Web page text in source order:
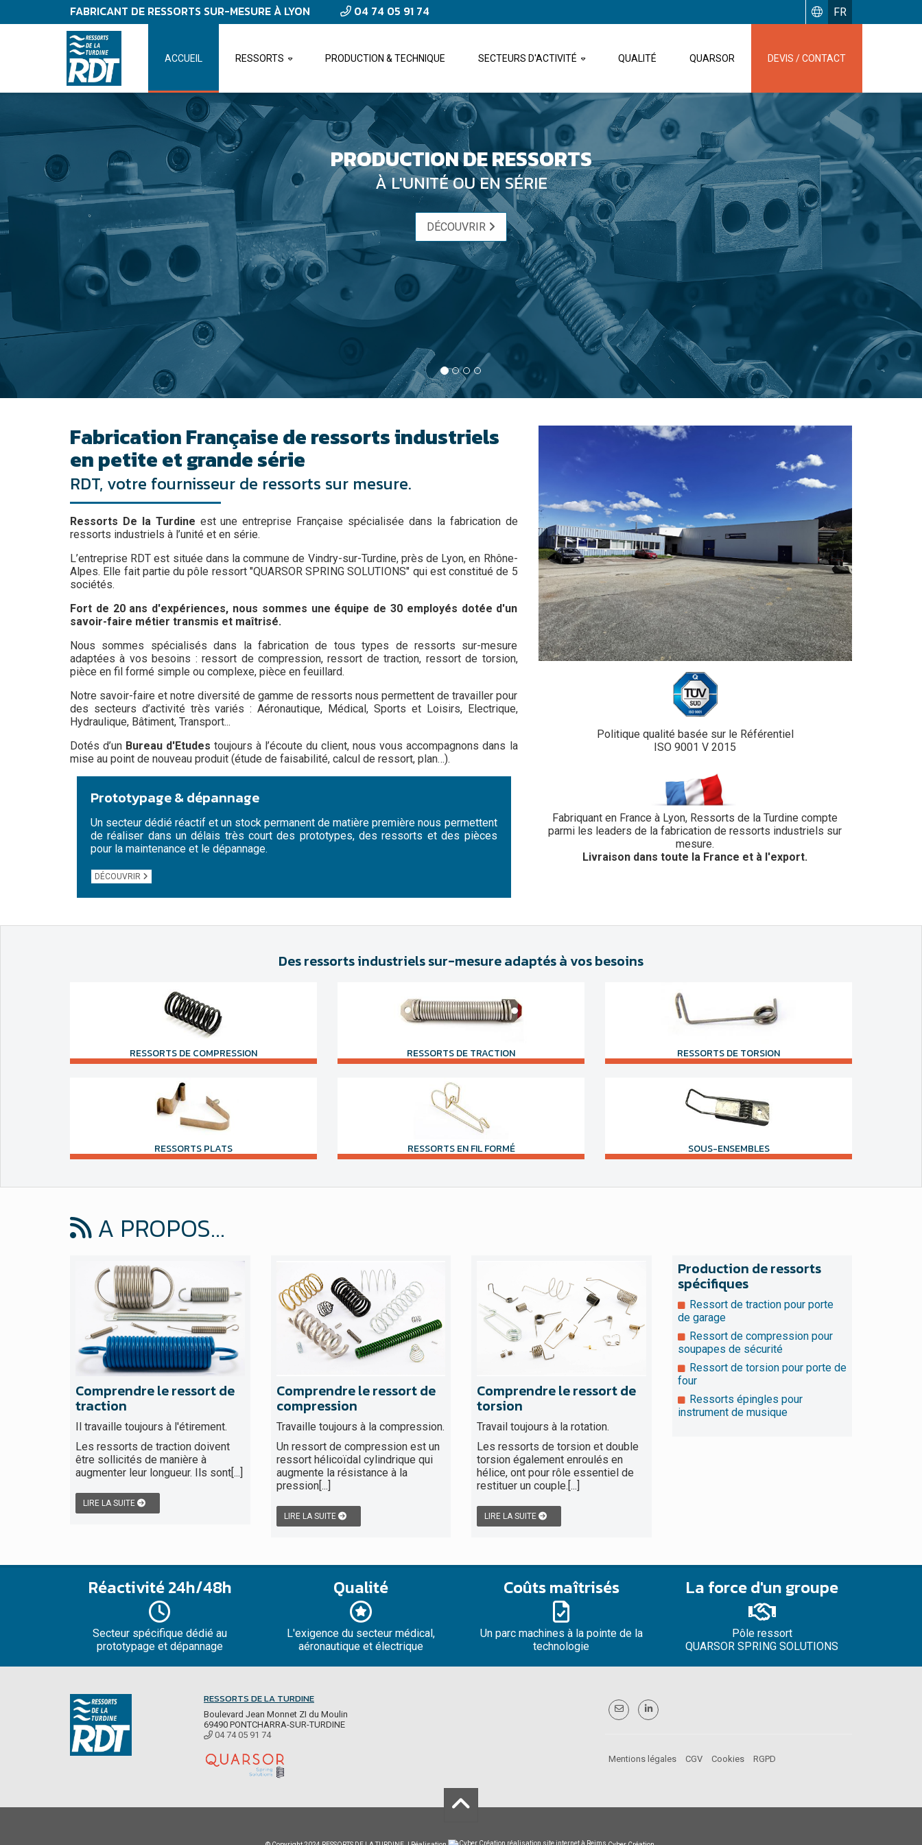
FABRICANT DE RESSORTS SUR-MESURE À LYON 04 74 05 91 74 FR
ACCUEIL RESSORTS PRODUCTION & TECHNIQUE SECTEURS D'ACTIVITÉ QUALITÉ QUARSOR DEVIS / CONTACT
PRODUCTION DE RESSORTS
À L'UNITÉ OU EN SÉRIE
DÉCOUVRIR
Fabrication Française de ressorts industriels
en petite et grande série
RDT, votre fournisseur de ressorts sur mesure.
Ressorts De la Turdine est une entreprise Française spécialisée dans la fabrication de
ressorts industriels à l’unité et en série.
L’entreprise RDT est située dans la commune de Vindry-sur-Turdine, près de Lyon, en Rhône-
Alpes. Elle fait partie du pôle ressort "QUARSOR SPRING SOLUTIONS" qui est constitué de 5
sociétés.
Fort de 20 ans d'expériences, nous sommes une équipe de 30 employés dotée d'un
savoir-faire métier transmis et maîtrisé.
Nous sommes spécialisés dans la fabrication de tous types de ressorts sur-mesure
adaptées à vos besoins : ressort de compression, ressort de traction, ressort de torsion,
pièce en fil formé simple ou complexe, pièce en feuillard.
Notre savoir-faire et notre diversité de gamme de ressorts nous permettent de travailler pour
des secteurs d’activité très variés : Aéronautique, Médical, Sports et Loisirs, Electrique,
Hydraulique, Bâtiment, Transport...
Dotés d’un Bureau d'Etudes toujours à l’écoute du client, nous vous accompagnons dans la
mise au point de nouveau produit (étude de faisabilité, calcul de ressort, plan…).
Prototypage & dépannage
Un secteur dédié réactif et un stock permanent de matière première nous permettent
de réaliser dans un délais très court des prototypes, des ressorts et des pièces
pour la maintenance et le dépannage.
DÉCOUVRIR
Politique qualité basée sur le Référentiel
ISO 9001 V 2015
Fabriquant en France à Lyon, Ressorts de la Turdine compte
parmi les leaders de la fabrication de ressorts industriels sur
mesure.
Livraison dans toute la France et à l'export.
Des ressorts industriels sur-mesure adaptés à vos besoins
RESSORTS DE COMPRESSION RESSORTS DE TRACTION RESSORTS DE TORSION
RESSORTS PLATS RESSORTS EN FIL FORMÉ SOUS-ENSEMBLES
A PROPOS...
Comprendre le ressort de
traction
Il travaille toujours à l'étirement.
Les ressorts de traction doivent
être sollicités de manière à
augmenter leur longueur. Ils sont[...]
LIRE LA SUITE
Comprendre le ressort de
compression
Travaille toujours à la compression.
Un ressort de compression est un
ressort hélicoïdal cylindrique qui
augmente la résistance à la
pression[...]
LIRE LA SUITE
Comprendre le ressort de
torsion
Travail toujours à la rotation.
Les ressorts de torsion et double
torsion également enroulés en
hélice, ont pour rôle essentiel de
restituer un couple.[...]
LIRE LA SUITE
Production de ressorts
spécifiques
Ressort de traction pour porte
de garage
Ressort de compression pour
soupapes de sécurité
Ressort de torsion pour porte de
four
Ressorts épingles pour
instrument de musique
Réactivité 24h/48h
Secteur spécifique dédié au
prototypage et dépannage
Qualité
L'exigence du secteur médical,
aéronautique et électrique
Coûts maîtrisés
Un parc machines à la pointe de la
technologie
La force d'un groupe
Pôle ressort
QUARSOR SPRING SOLUTIONS
RESSORTS DE LA TURDINE
Boulevard Jean Monnet ZI du Moulin
69490 PONTCHARRA-SUR-TURDINE
04 74 05 91 74
Mentions légales CGV Cookies RGPD